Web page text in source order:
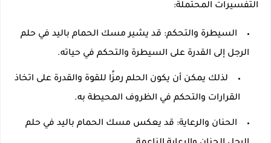
التفسيرات المحتملة:
السيطرة والتحكم: قد يشير مسك الحمام باليد في حلم
الرجل إلى القدرة على السيطرة والتحكم في حياته.
لذلك يمكن أن يكون الحلم رمزًا للقوة والقدرة على اتخاذ
القرارات والتحكم في الظروف المحيطة به.
الحنان والرعاية: قد يعكس مسك الحمام باليد في حلم